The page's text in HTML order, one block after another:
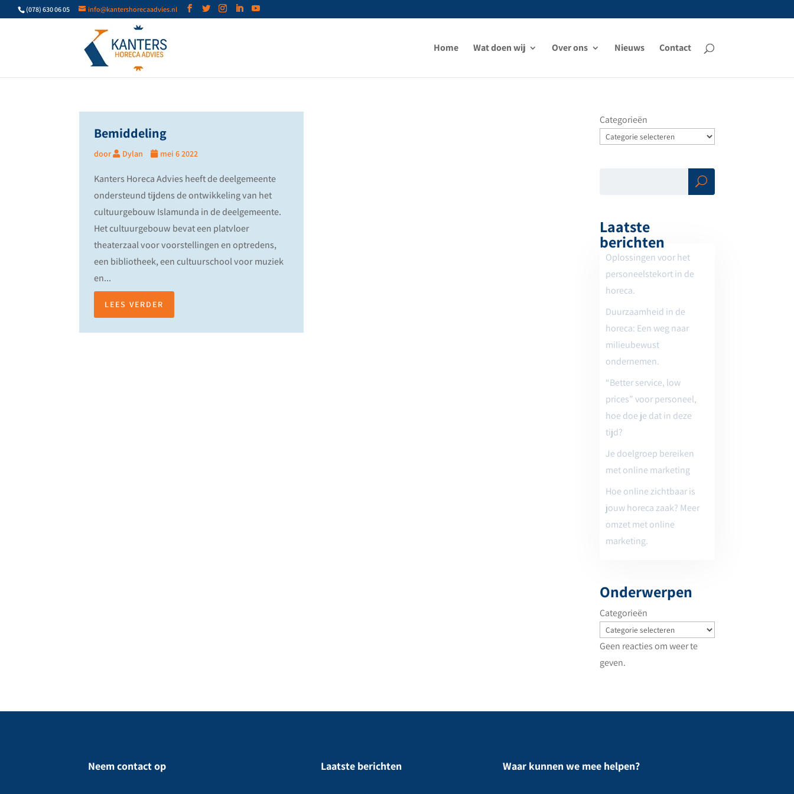
(078) 630 06 05 info@kantershorecaadvies.nl
Home Wat doen wij Over ons Nieuws Contact
Bemiddeling
door Dylan mei 6 2022
Kanters Horeca Advies heeft de deelgemeente
ondersteund tijdens de ontwikkeling van het
cultuurgebouw Islamunda in de deelgemeente.
Het cultuurgebouw bevat een platvloer
theaterzaal voor voorstellingen en optredens,
een bibliotheek, een cultuurschool voor muziek
en...
LEES VERDER
Categorieën
Zoe
ken
Laatste
berichten
Oplossingen voor het
personeelstekort in de
horeca.
Duurzaamheid in de
horeca: Een weg naar
milieubewust
ondernemen.
“Better service, low
prices” voor personeel,
hoe doe je dat in deze
tijd?
Je doelgroep bereiken
met online marketing
Hoe online zichtbaar is
jouw horeca zaak? Meer
omzet met online
marketing.
Onderwerpen
Categorieën
Geen reacties om weer te
geven.
Neem contact op Laatste berichten Waar kunnen we mee helpen?